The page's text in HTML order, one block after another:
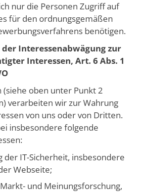
nur die Personen Zugriff auf
für den ordnungsgemäßen
benötigen.
Interessenabwägung zur
Interessen, Art. 6 Abs. 1
oben unter Punkt 2
verarbeiten wir zur Wahrung
von uns oder von Dritten.
insbesondere folgende
der IT-Sicherheit, insbesondere
Webseite;
und Meinungsforschung,